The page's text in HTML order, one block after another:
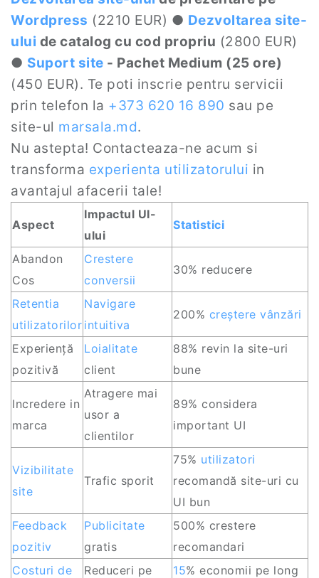
Wordpress (2210 EUR) ● Dezvoltarea site-
ului de catalog cu cod propriu (2800 EUR)
● Suport site - Pachet Medium (25 ore)
(450 EUR). Te poti inscrie pentru servicii
prin telefon la +373 620 16 890 sau pe
site-ul marsala.md.
Nu astepta! Contacteaza-ne acum si
transforma experienta utilizatorului in
avantajul afacerii tale!
Aspect
Impactul UI-
ului
Statistici
Abandon
Cos
Crestere
conversii
30% reducere
Retentia
utilizatorilor
Navigare
intuitiva
200% creștere vânzări
Experiență
pozitivă
Loialitate
client
88% revin la site-uri
bune
Incredere in
marca
Atragere mai
usor a
clientilor
89% considera
important UI
Vizibilitate
site
Trafic sporit
75% utilizatori
recomandă site-uri cu
UI bun
Feedback
pozitiv
Publicitate
gratis
500% crestere
recomandari
Costuri de
Reduceri pe
15% economii pe long